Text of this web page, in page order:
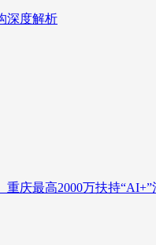
深度解析
庆最高2000万扶持